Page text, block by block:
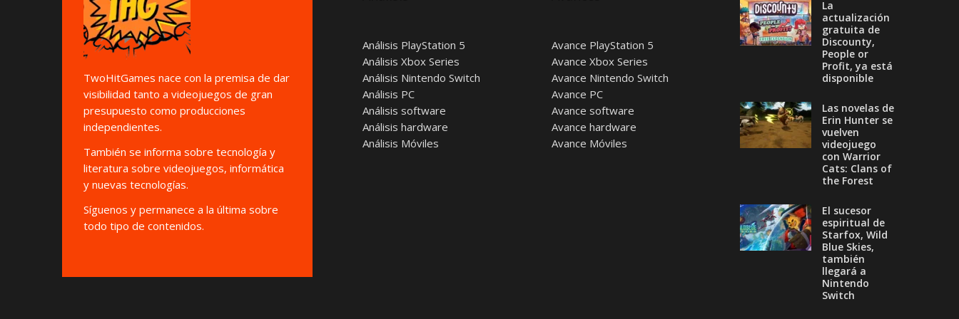
TwoHitGames nace con la premisa de dar
visibilidad tanto a videojuegos de gran
presupuesto como producciones
independientes.
También se informa sobre tecnología y
literatura sobre videojuegos, informática
y nuevas tecnologías.
Síguenos y permanece a la última sobre
todo tipo de contenidos.
Análisis PlayStation 5
Análisis Xbox Series
Análisis Nintendo Switch
Análisis PC
Análisis software
Análisis hardware
Análisis Móviles
Avance PlayStation 5
Avance Xbox Series
Avance Nintendo Switch
Avance PC
Avance software
Avance hardware
Avance Móviles
La
actualización
gratuita de
Discounty,
People or
Profit, ya está
disponible
Las novelas de
Erin Hunter se
vuelven
videojuego
con Warrior
Cats: Clans of
the Forest
El sucesor
espiritual de
Starfox, Wild
Blue Skies,
también
llegará a
Nintendo
Switch